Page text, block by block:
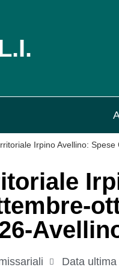
Irpino Avellino:
Data